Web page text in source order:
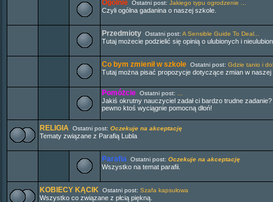
Ogólnie Ostatni post: Jakiego typu ogrodzenie ...
Czyli ogólna gadanina o naszej szkole.
Przedmioty Ostatni post: A Sensible Guide To Deal...
Tutaj możecie podzielić się opinią o ulubionych i
Co bym zmienił w szkole Ostatni post: Gdzie tanio i
Tutaj można pisać propozycje dotyczące zmian w
Pomóżcie Ostatni post:
Jakiś okrutny nauczyciel zadał ci bardzo trudne
pewno ktoś wyciągnie pomocną dłoń!
RELIGIA Ostatni post: Oczekuje na akceptację
Tematy związane z Parafią Lubla
Parafia Ostatni post: Oczekuje na akceptację
Wszystko na temat parafii.
KOBIECY KĄCIK Ostatni post: Szafa kapsułowa
Wszystko co związane z płcią piękną.